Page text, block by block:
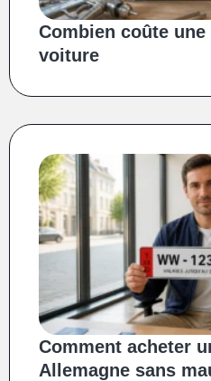
Combien coûte
voiture
Comment acheter
Allemagne sans